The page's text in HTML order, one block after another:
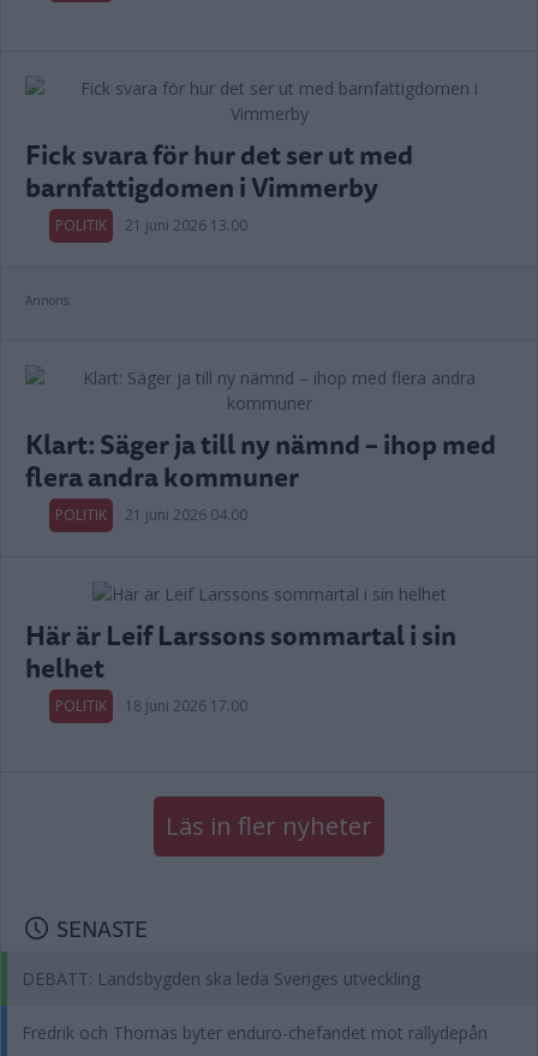
Fick svara för hur det ser ut med
barnfattigdomen i Vimmerby
POLITIK 21 juni 2026 13.00
Annons:
Klart: Säger ja till ny nämnd – ihop med
flera andra kommuner
POLITIK 21 juni 2026 04.00
Här är Leif Larssons sommartal i sin
helhet
POLITIK 18 juni 2026 17.00
Läs in fler nyheter
SENASTE
DEBATT: Landsbygden ska leda Sveriges utveckling
Fredrik och Thomas byter enduro-chefandet mot rallydepån